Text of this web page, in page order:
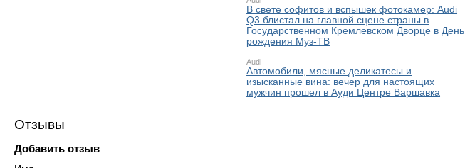
В свете софитов и вспышек фотокамер: Audi
Q3 блистал на главной сцене страны в
Государственном Кремлевском Дворце в День
рождения Муз-ТВ
Audi
Автомобили, мясные деликатесы и
изысканные вина: вечер для настоящих
мужчин прошел в Ауди Центре Варшавка
Отзывы
Добавить отзыв